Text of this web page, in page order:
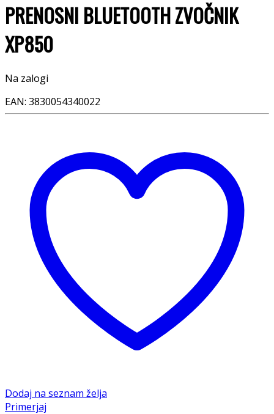
PRENOSNI BLUETOOTH ZVOČNIK
XP850
Na zalogi
EAN: 3830054340022
Dodaj na seznam želja
Primerjaj